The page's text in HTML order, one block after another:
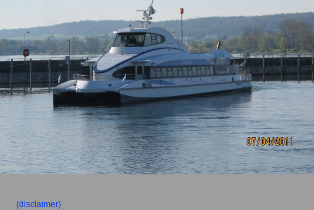
(disclaimer)